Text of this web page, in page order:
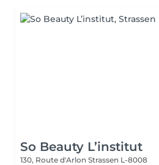
So Beauty L’institut
130, Route d'Arlon Strassen L-8008